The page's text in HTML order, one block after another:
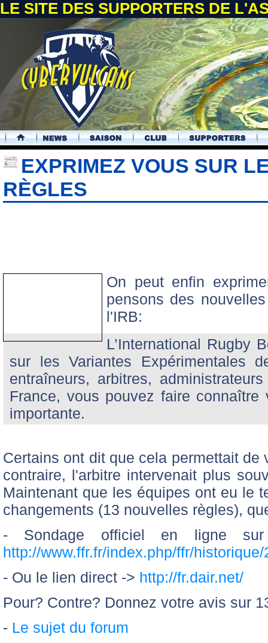
LE SITE DES SUPPORTERS DE
.
EXPRIMEZ VOUS SUR
RÈGLES
On peut enfin
pensons des
l'IRB:
L’International Rugby
sur les Variantes Expérimentales
entraîneurs, arbitres,
France, vous pouvez faire
importante.
Certains ont dit que cela permettait
contraire, l'arbitre intervenait plus
Maintenant que les équipes ont eu le
changements (13 nouvelles règles),
- Sondage officiel en ligne
http://www.ffr.fr/index.php/ffr/
- Ou le lien direct -> http://fr.dair.net/
Pour? Contre? Donnez votre avis sur
- Le sujet du forum